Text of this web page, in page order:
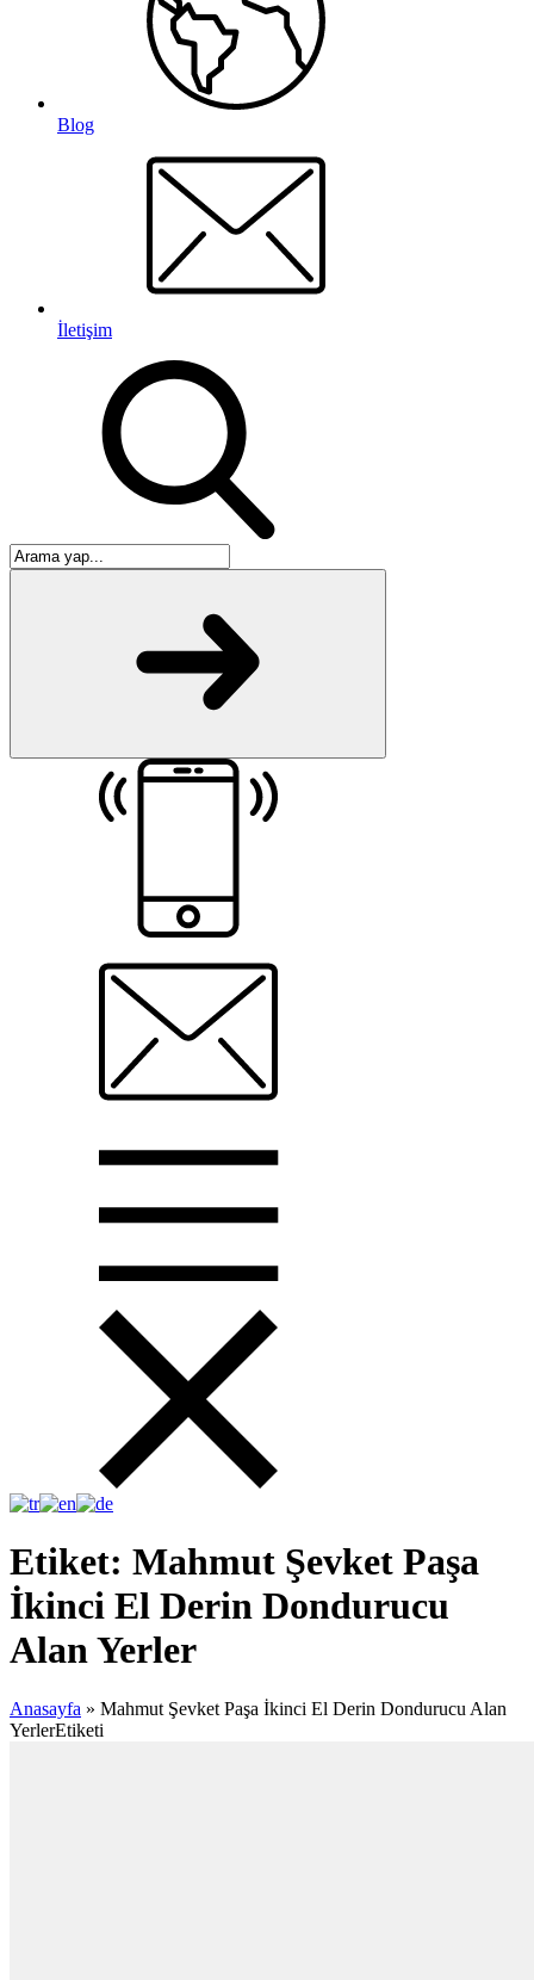
Blog
İletişim
Etiket: Mahmut Şevket Paşa
İkinci El Derin Dondurucu
Alan Yerler
Anasayfa » Mahmut Şevket Paşa İkinci El Derin Dondurucu Alan
YerlerEtiketi